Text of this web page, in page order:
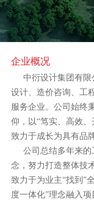
企业概况
中衍设计集团有限
设计、造价咨询、工
服务企业。公司始终
仰，以“笃实、高效、
致力于成长为具有品
公司总结多年来的
念，努力打造整体技
致力于为业主“找到”
度一体化”理念融入